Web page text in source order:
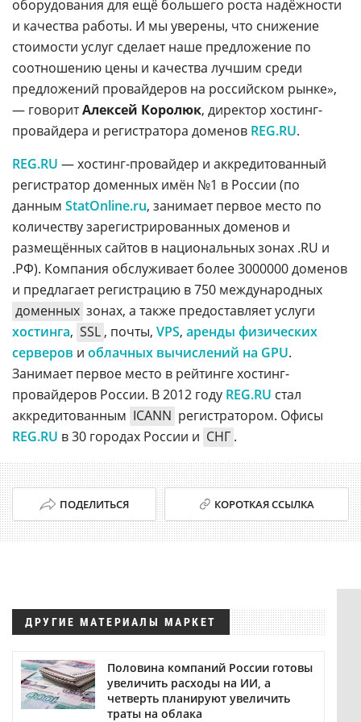
оборудования для ещё большего роста надёжности
и качества работы. И мы уверены, что снижение
стоимости услуг сделает наше предложение по
соотношению цены и качества лучшим среди
предложений провайдеров на российском рынке»,
— говоритАлексей Королюк, директор хостинг-
провайдера и регистратора доменов REG.RU.
REG.RU — хостинг-провайдер и аккредитованный
регистратор доменных имён №1 в России (по
данным StatOnline.ru, занимает первое место по
количеству зарегистрированных доменов и
размещённых сайтов в национальных зонах .RU и
.РФ). Компания обслуживает более 3000000 доменов
и предлагает регистрацию в 750 международных
доменных зонах, а также предоставляет услуги
хостинга, SSL , почты, VPS, аренды физических
серверов и облачных вычислений на GPU.
Занимает первое место в рейтинге хостинг-
провайдеров России. В 2012 году REG.RU стал
аккредитованным ICANN регистратором. Офисы
REG.RU в 30 городах России и СНГ .
ПОДЕЛИТЬСЯ КОРОТКАЯ ССЫЛКА
ДРУГИЕ МАТЕРИАЛЫ МАРКЕТ
Половина компаний России готовы
увеличить расходы на ИИ, а
четверть планируют увеличить
траты на облака